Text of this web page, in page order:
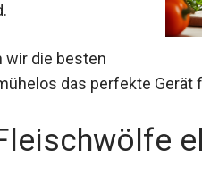
wir die besten
das perfekte Gerät